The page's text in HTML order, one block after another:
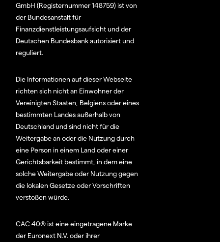
GmbH (Registernummer 148759) ist von
der Bundesanstalt für
Finanzdienstleistungsaufsicht und der
Deutschen Bundesbank autorisiert und
reguliert.
Die Informationen auf dieser Webseite
richten sich nicht an Einwohner der
Vereinigten Staaten, Belgiens oder eines
bestimmten Landes außerhalb von
Deutschland und sind nicht für die
Weitergabe an oder die Nutzung durch
eine Person in einem Land oder einer
Gerichtsbarkeit bestimmt, in dem eine
solche Weitergabe oder Nutzung gegen
die lokalen Gesetze oder Vorschriften
verstoßen würde.
CAC 40® ist eine eingetragene Marke
der Euronext N.V. oder ihrer